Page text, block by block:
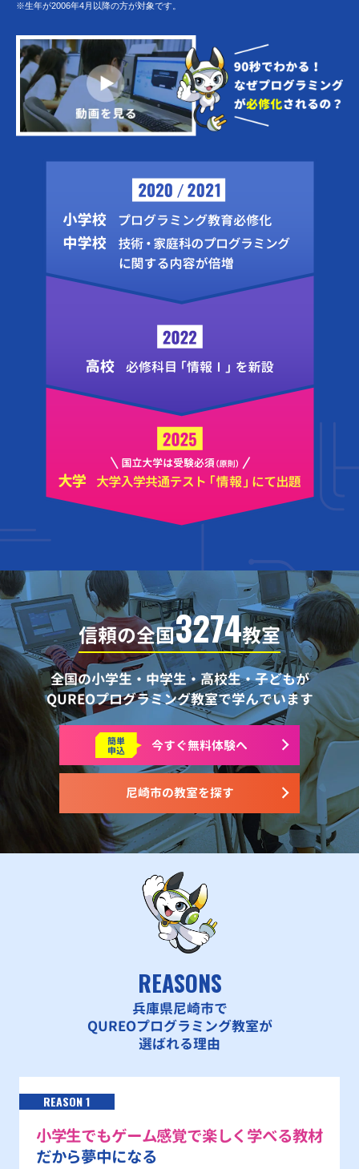
※生年が2006年4月以降の方が対象です。
信頼の全国3274教室
全国の小学生・中学生・高校生・子どもが
QUREOプログラミング教室で学んでいます
尼崎市の教室を探す
簡単
申込 今すぐ無料体験へ
REASONS
兵庫県尼崎市で
QUREOプログラミング教室が
選ばれる理由
REASON 1
小学生でもゲーム感覚で楽しく学べる教材
だから夢中になる